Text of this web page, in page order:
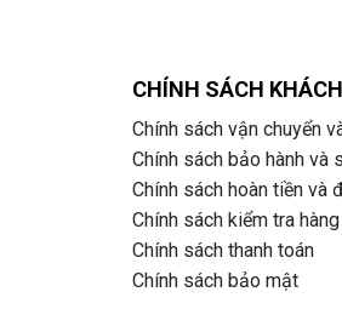
CHÍNH SÁCH
Chính sách vận chuyển
Chính sách bảo hành và
Chính sách hoàn tiền và
Chính sách kiểm tra hàng
Chính sách thanh toán
Chính sách bảo mật